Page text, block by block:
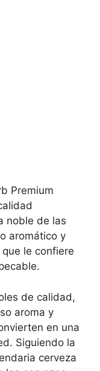
Premium
noble de las
aromático y
le confiere
de calidad,
aroma y
en una
Siguiendo la
cerveza